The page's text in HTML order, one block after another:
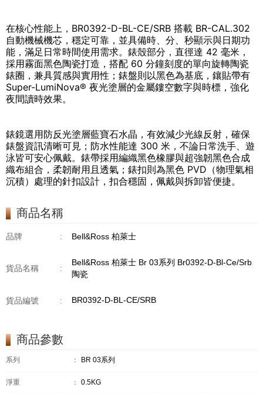
在核心性能上，BR0392-D-BL-CE/SRB 搭載 BR-CAL.302
自動機械機芯，穩定可靠，並具備時、分、秒顯示與日期功
能，滿足日常時間使用需求。錶殼部分，直徑達 42 毫米，
採用霧面黑色陶瓷打造，搭配 60 分鐘刻度的單向旋轉陶瓷
錶圈，兼具質感與實用性；錶盤則以黑色為基底，鑲貼帶有
Super-LumiNova® 夜光塗層的金屬鏤空數字與時標，強化
夜間讀時效果。
錶鏡選用防反光塗層藍寶石水晶，有效減少光線反射，確保
錶盤資訊清晰可見；防水性能達 300 米，不論日常洗手、遊
泳皆可安心佩戴。錶帶採用編織黑色橡膠與超強韌黑色合成
織布組合，柔韌耐用且透氣；錶扣則為黑色 PVD（物理氣相
沉積）處理的針扣設計，扣合穩固，佩戴與拆卸皆便捷。
商品名稱
品牌 : Bell&Ross 柏萊士
貨品名稱 :
Bell&Ross 柏萊士 Br 03系列 Br0392-D-Bl-Ce/Srb
陶瓷
貨品編號 : BR0392-D-BL-CE/SRB
商品參數
系列 ： BR 03系列
淨重 ： 0.5KG